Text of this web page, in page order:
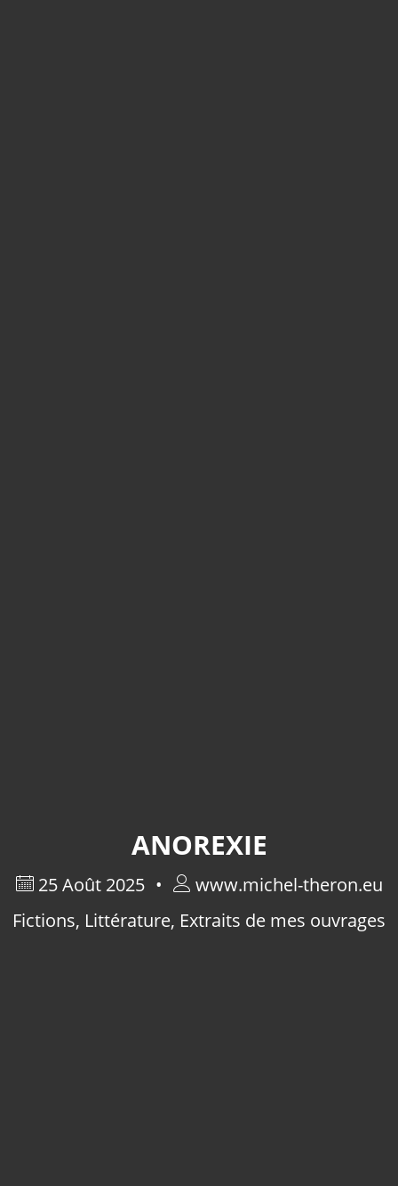
ANOREXIE
25 Août 2025
www.michel-theron.eu
Fictions, Littérature, Extraits de mes ouvrages